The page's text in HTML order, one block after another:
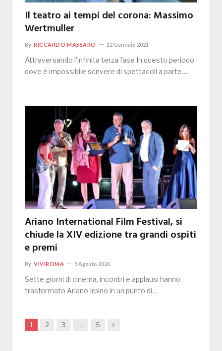
Il teatro ai tempi del corona: Massimo
Wertmuller
By RICCARDO MASSARO 12 Gennaio 2021
Attraversando l’infinita terza fase In questo periodo
dove è impossibile scrivere di spettacoli a parte…
Ariano International Film Festival, si
chiude la XIV edizione tra grandi ospiti
e premi
By VIVIROMA 5 Agosto 2026
Sette giorni di cinema, incontri e applausi hanno
trasformato Ariano Irpino in un punto di…
1 2 3 … 5 Next